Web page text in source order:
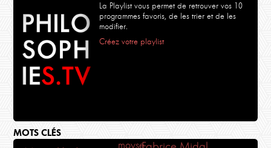
La Playlist vous permet de retrouver vos 10
programmes favoris, de les trier et de les
modifier.
Créez votre playlist
MOTS CLÉS
moyse